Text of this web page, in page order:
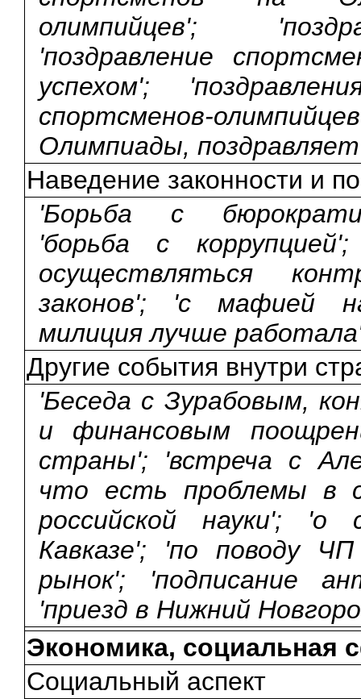
олимпийцев';
'поздравление
успехом';
спортсменов-
Олимпиады,
Наведение законности и
'Борьба с
'борьба с
осуществляться
законов'; 'с мафией
милиция лучше
Другие события внутри
'Беседа с Зурабовым,
и финансовым
страны'; 'встреча с
что есть проблемы в
российской науки'; 'о
Кавказе'; 'по поводу
рынок'; 'подписание
'приезд в Нижний
Экономика, социальная
Социальный аспект